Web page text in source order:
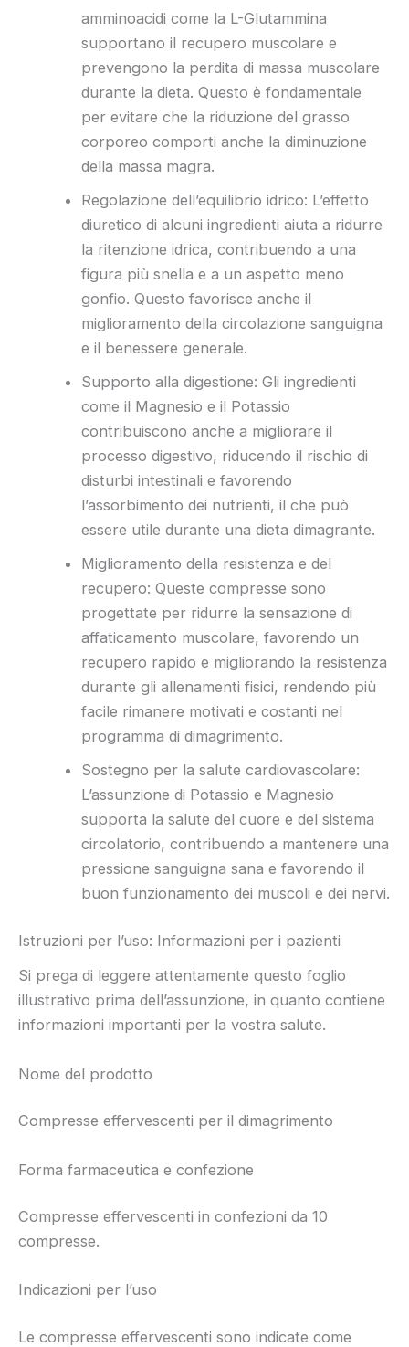
amminoacidi come la L-Glutammina
supportano il recupero muscolare e
prevengono la perdita di massa muscolare
durante la dieta. Questo è fondamentale
per evitare che la riduzione del grasso
corporeo comporti anche la diminuzione
della massa magra.
Regolazione dell’equilibrio idrico: L’effetto
diuretico di alcuni ingredienti aiuta a ridurre
la ritenzione idrica, contribuendo a una
figura più snella e a un aspetto meno
gonfio. Questo favorisce anche il
miglioramento della circolazione sanguigna
e il benessere generale.
Supporto alla digestione: Gli ingredienti
come il Magnesio e il Potassio
contribuiscono anche a migliorare il
processo digestivo, riducendo il rischio di
disturbi intestinali e favorendo
l’assorbimento dei nutrienti, il che può
essere utile durante una dieta dimagrante.
Miglioramento della resistenza e del
recupero: Queste compresse sono
progettate per ridurre la sensazione di
affaticamento muscolare, favorendo un
recupero rapido e migliorando la resistenza
durante gli allenamenti fisici, rendendo più
facile rimanere motivati e costanti nel
programma di dimagrimento.
Sostegno per la salute cardiovascolare:
L’assunzione di Potassio e Magnesio
supporta la salute del cuore e del sistema
circolatorio, contribuendo a mantenere una
pressione sanguigna sana e favorendo il
buon funzionamento dei muscoli e dei nervi.
Istruzioni per l’uso: Informazioni per i pazienti
Si prega di leggere attentamente questo foglio
illustrativo prima dell’assunzione, in quanto contiene
informazioni importanti per la vostra salute.
Nome del prodotto
Compresse effervescenti per il dimagrimento
Forma farmaceutica e confezione
Compresse effervescenti in confezioni da 10
compresse.
Indicazioni per l’uso
Le compresse effervescenti sono indicate come